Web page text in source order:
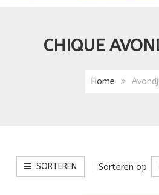
CHIQUE
Home
SORTEREN Sorteren op